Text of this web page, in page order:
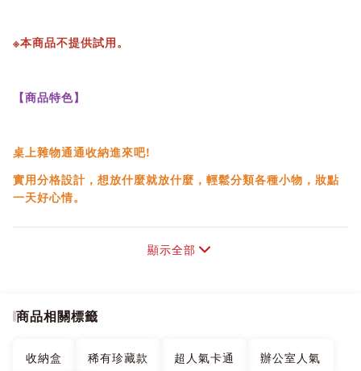
※本商品不提供試用。
【商品特色】
桌上雜物通通收納進來吧!
實用分格設計，想放什麼就放什麼，輕鬆分類各種小物，妝點
一天好心情。
顯示全部
商品相關標籤
收納盒 稀有珍藏款 超人氣卡通 辦公室人氣